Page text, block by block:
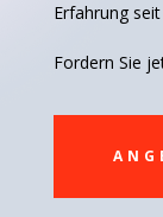
Erfahrung
Fordern Sie